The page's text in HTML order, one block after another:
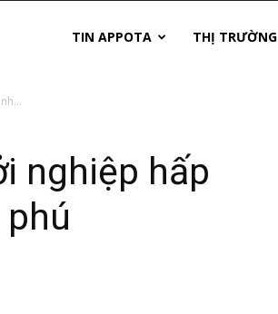
TIN APPOTA THỊ TRƯỜNG
nghiệp hấp